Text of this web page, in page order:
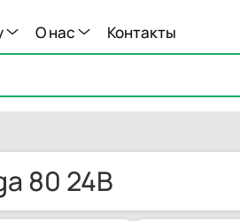
О нас Контакты
80 24В